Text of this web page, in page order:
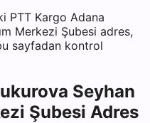
PTT Kargo Adana
Merkezi Şubesi adres,
sayfadan kontrol
Seyhan
Şubesi Adres